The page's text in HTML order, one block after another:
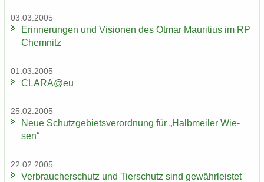
03.03.2005
Er­in­ne­run­gen und Vi­sio­nen des Otmar Mau­ri­ti­us im RP
Chem­nitz
01.03.2005
CLARA@eu
25.02.2005
Neue Schutz­ge­biets­ver­ord­nung für „Halb­mei­ler Wie­
sen“
22.02.2005
Ver­brau­cher­schutz und Tier­schutz sind ge­währ­leis­tet